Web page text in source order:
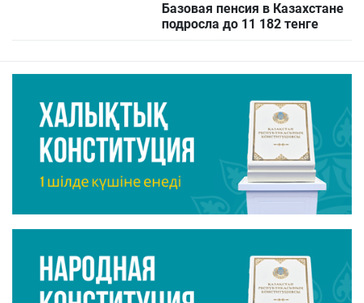
Базовая пенсия в Казахстане
подросла до 11 182 тенге